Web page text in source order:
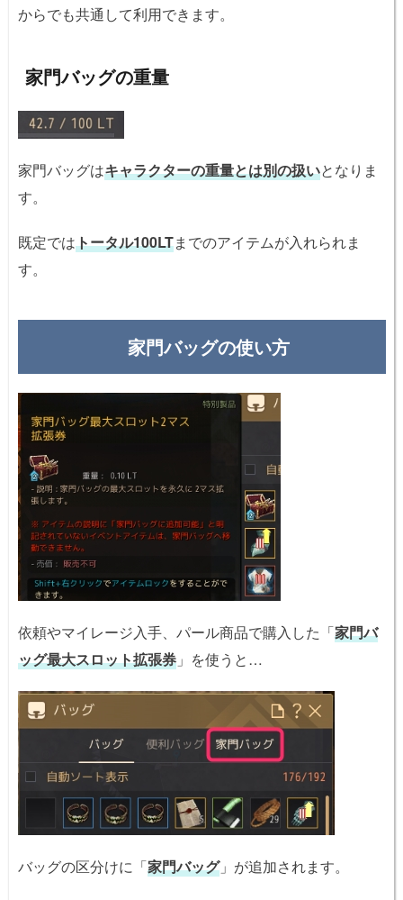
からでも共通して利用できます。
家門バッグの重量
家門バッグはキャラクターの重量とは別の扱いとなりま
す。
既定ではトータル100LTまでのアイテムが入れられま
す。
家門バッグの使い方
依頼やマイレージ入手、パール商品で購入した「家門バ
ッグ最大スロット拡張券 」を使うと…
バッグの区分けに「家門バッグ」が追加されます。